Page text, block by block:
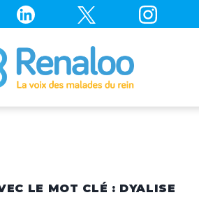
LE MOT CLÉ : DYALISE